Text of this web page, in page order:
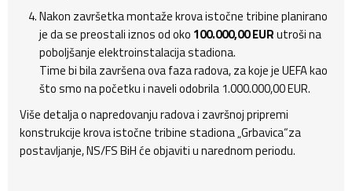
Nakon završetka montaže krova istočne tribine planirano
je da se preostali iznos od oko 100.000,00 EURutroši na
poboljšanje elektroinstalacija stadiona.
Time bi bila završena ova faza radova, za koje je UEFA kao
što smo na početku i naveli odobrila 1.000.000,00 EUR.
Više detalja o napredovanju radova i završnoj pripremi
konstrukcije krova istočne tribine stadiona „Grbavica“za
postavljanje, NS/FS BiH će objaviti u narednom periodu.